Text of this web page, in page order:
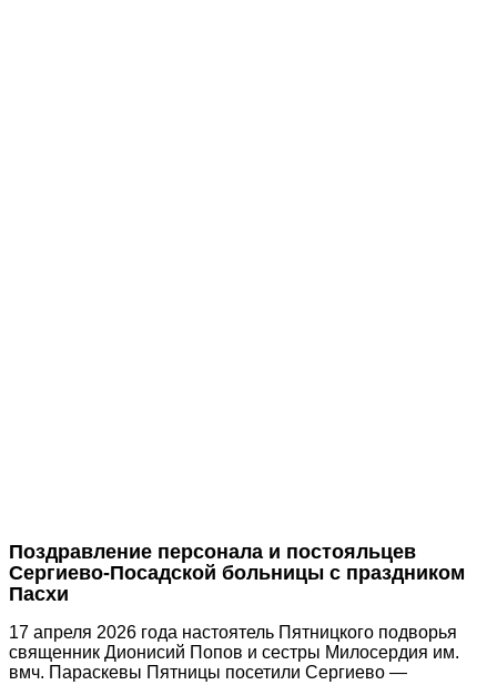
Поздравление персонала и постояльцев
Сергиево-Посадской больницы с праздником
Пасхи
17 апреля 2026 года настоятель Пятницкого подворья
священник Дионисий Попов и сестры Милосердия им.
вмч. Параскевы Пятницы посетили Сергиево —